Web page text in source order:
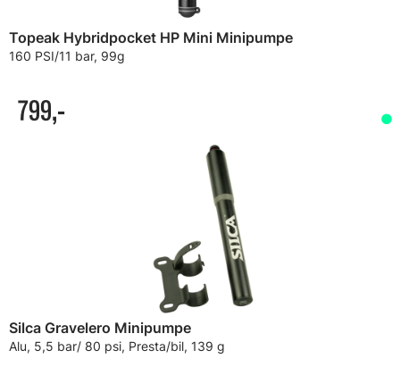
Topeak Hybridpocket HP Mini Minipumpe
160 PSI/11 bar, 99g
799,-
Silca Gravelero Minipumpe
Alu, 5,5 bar/ 80 psi, Presta/bil, 139 g